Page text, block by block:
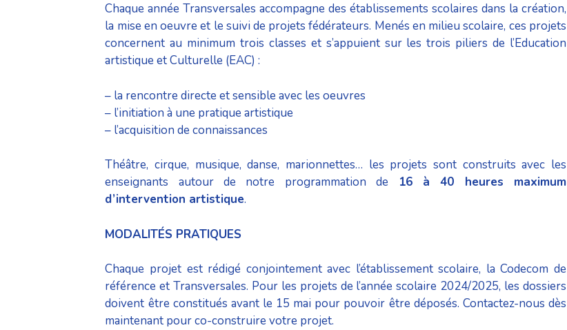
Chaque année Transversales accompagne des établissements scolaires dans la création,
la mise en oeuvre et le suivi de projets fédérateurs. Menés en milieu scolaire, ces projets
concernent au minimum trois classes et s’appuient sur les trois piliers de l’Education
artistique et Culturelle (EAC) :
– la rencontre directe et sensible avec les oeuvres
– l’initiation à une pratique artistique
– l’acquisition de connaissances
Théâtre, cirque, musique, danse, marionnettes… les projets sont construits avec les
enseignants autour de notre programmation de
16 à 40 heures maximum
d’intervention artistique.
MODALITÉS PRATIQUES
Chaque projet est rédigé conjointement avec l’établissement scolaire, la Codecom de
référence et Transversales. Pour les projets de l’année scolaire 2024/2025, les dossiers
doivent être constitués avant le 15 mai pour pouvoir être déposés. Contactez-nous dès
maintenant pour co-construire votre projet.